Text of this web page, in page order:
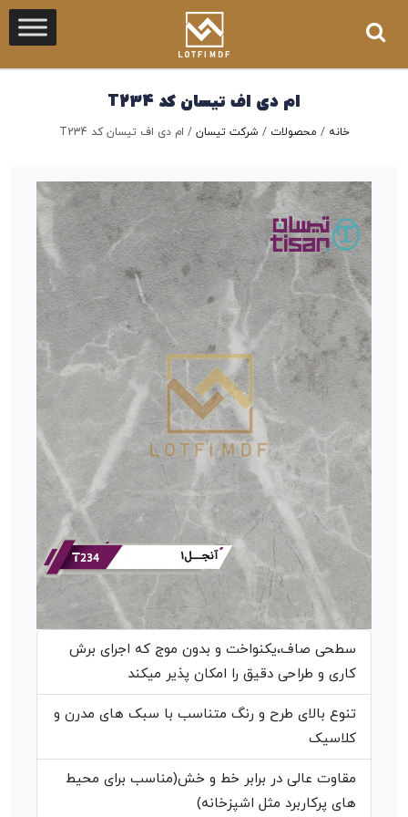
ام دی اف تیسان کد T234
خانه / محصولات / شرکت تیسان / ام دی اف تیسان کد T234
سطحی صاف،یکنواخت و بدون موج که اجرای برش
کاری و طراحی دقیق را امکان پذیر میکند
تنوع بالای طرح و رنگ متناسب با سبک های مدرن و
کلاسیک
مقاوت عالی در برابر خط و خش(مناسب برای محیط
های پرکاربرد مثل اشپزخانه)